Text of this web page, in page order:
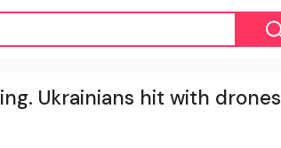
Ukrainians hit with drones